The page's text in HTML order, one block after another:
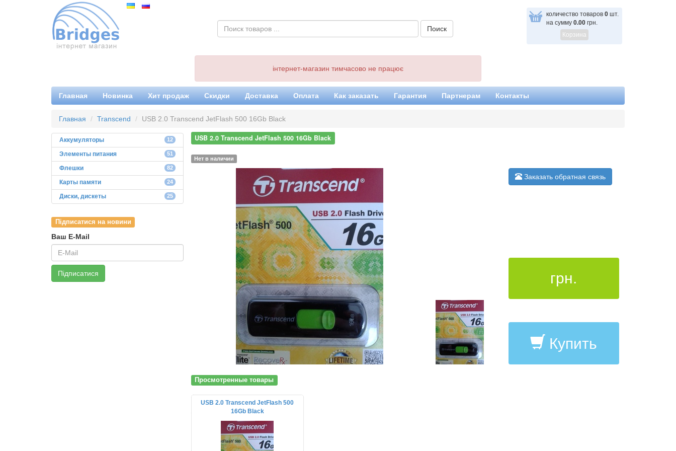
количество товаров0 шт.
на сумму0.00 грн.
Корзина
інтернет-магазин тимчасово не працює
Главная Новинка Хит продаж Скидки Доставка Оплата Как заказать Гарантия Партнерам Контакты
Главная Transcend USB 2.0 Transcend JetFlash 500 16Gb Black
Аккумуляторы 12
Элементы питания 51
Флешки 82
Карты памяти 24
Диски, дискеты 25
Підписатися на новини
Ваш E-Mail
Підписатися
USB 2.0 Transcend JetFlash 500 16Gb Black
Нет в наличии
грн.
Купить
Заказать обратная связь
Просмотренные товары
USB 2.0 Transcend JetFlash 500
16Gb Black